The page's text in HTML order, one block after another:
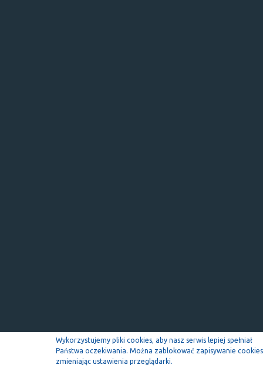
Wykorzystujemy pliki cookies, aby nasz serwis lepiej spełniał
Państwa oczekiwania. Można zablokować zapisywanie
zmieniając ustawienia przeglądarki.